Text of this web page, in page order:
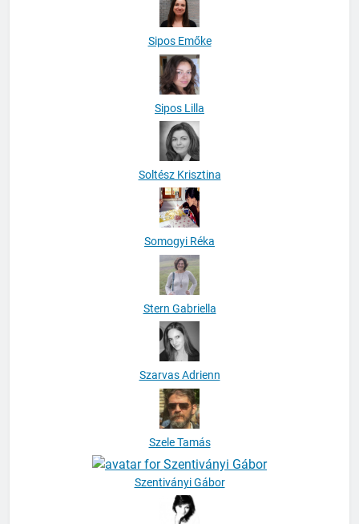
Sipos Emőke
Sipos Lilla
Soltész Krisztina
Somogyi Réka
Stern Gabriella
Szarvas Adrienn
Szele Tamás
Szentiványi Gábor